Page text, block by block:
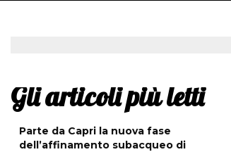
Gli articoli più letti
Parte da Capri la nuova fase
dell’affinamento subacqueo di